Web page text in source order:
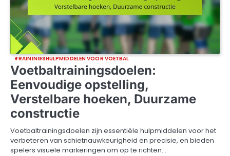
TRAININGSHULPMIDDELEN VOOR VOETBAL
Voetbaltrainingsdoelen:
Eenvoudige opstelling,
Verstelbare hoeken, Duurzame
constructie
Voetbaltrainingsdoelen zijn essentiële hulpmiddelen voor het
verbeteren van schietnauwkeurigheid en precisie, en bieden
spelers visuele markeringen om op te richten…